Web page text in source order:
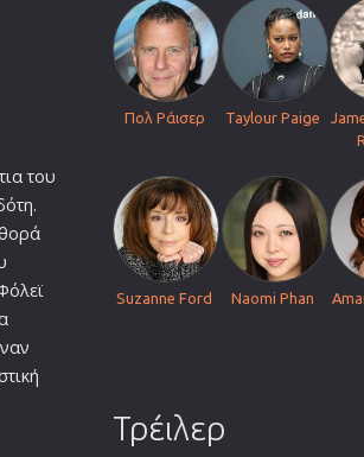
του
Πολ Ράισερ Taylour Paige
Suzanne Ford Naomi Phan
Τρέιλερ